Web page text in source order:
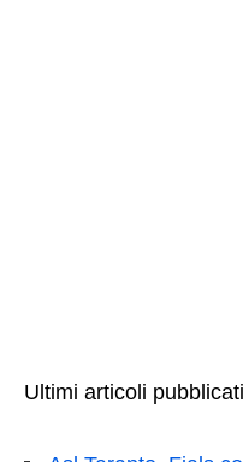
Ultimi articoli pubblicati